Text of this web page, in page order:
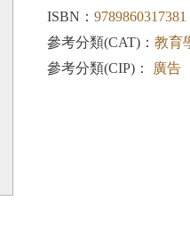
ISBN： 9789860317381
參考分類(CAT)： 教育
參考分類(CIP)：
廣告